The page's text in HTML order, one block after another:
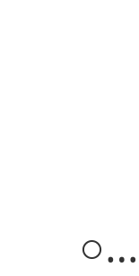
○…